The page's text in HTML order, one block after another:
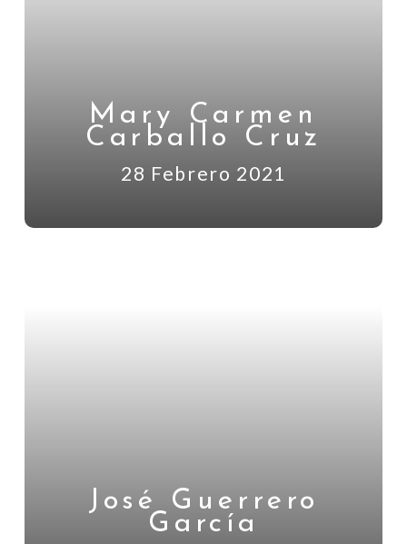
Mary Carmen
Carballo Cruz
28 Febrero 2021
José Guerrero
García